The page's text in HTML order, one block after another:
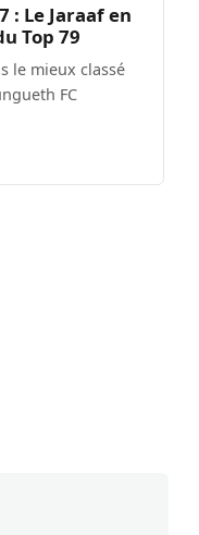
: Le Jaraaf en
Top 79
le mieux classé
FC